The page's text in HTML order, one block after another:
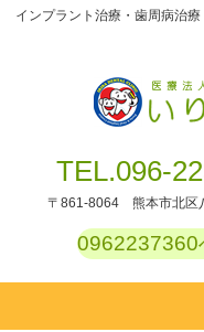
インプラント治療・歯周病治
TEL.096-
〒861-8064 熊本市北区
0962237360